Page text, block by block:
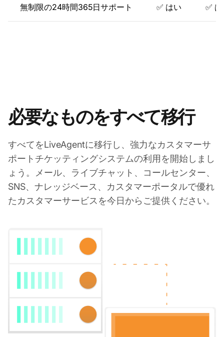
無制限の24時間365日サポート ✅ はい ✅
必要なものをすべて移行
すべてをLiveAgentに移行し、強力なカスタマーサ
ポートチケッティングシステムの利用を開始しまし
ょう。メール、ライブチャット、コールセンター、
SNS、ナレッジベース、カスタマーポータルで優れ
たカスタマーサービスを今日からご提供ください。